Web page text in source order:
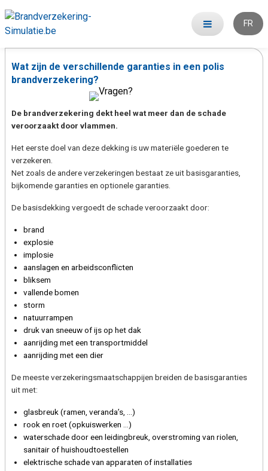
FR
Wat zijn de verschillende garanties in een polis
brandverzekering?
De brandverzekering dekt heel wat meer dan de schade
veroorzaakt door vlammen.
Het eerste doel van deze dekking is uw materiële goederen te
verzekeren.
Net zoals de andere verzekeringen bestaat ze uit basisgaranties,
bijkomende garanties en optionele garanties.
De basisdekking vergoedt de schade veroorzaakt door:
brand
explosie
implosie
aanslagen en arbeidsconflicten
bliksem
vallende bomen
storm
natuurrampen
druk van sneeuw of ijs op het dak
aanrijding met een transportmiddel
aanrijding met een dier
De meeste verzekeringsmaatschappijen breiden de basisgaranties
uit met:
glasbreuk (ramen, veranda’s, …)
rook en roet (opkuiswerken …)
waterschade door een leidingbreuk, overstroming van riolen,
sanitair of huishoudtoestellen
elektrische schade van apparaten of installaties